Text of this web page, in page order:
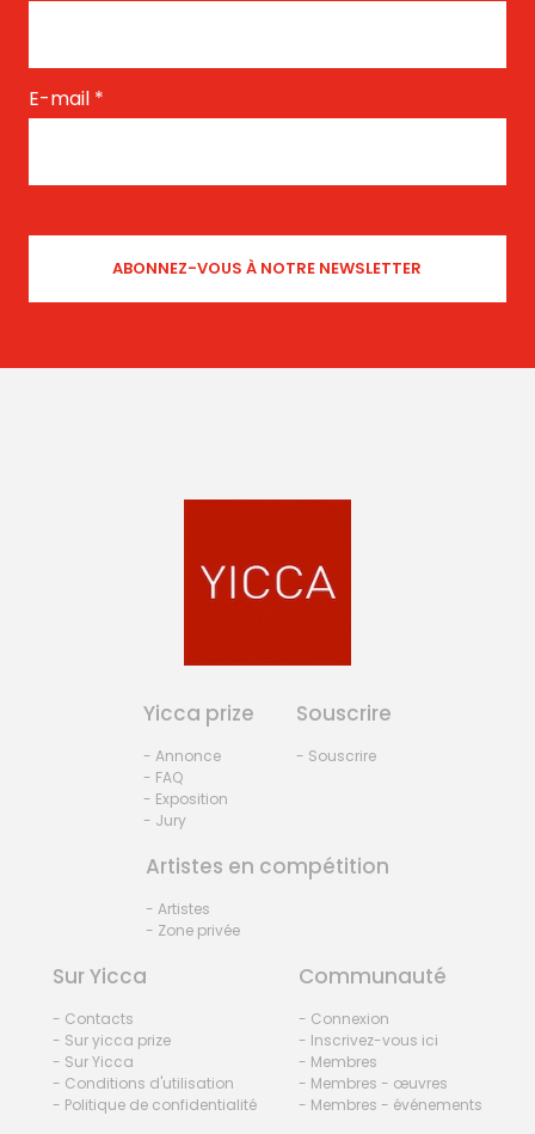
E-mail *
Yicca prize
- Annonce
- FAQ
- Exposition
- Jury
Souscrire
- Souscrire
Artistes en compétition
- Artistes
- Zone privée
Sur Yicca
- Contacts
- Sur yicca prize
- Sur Yicca
- Conditions d'utilisation
- Politique de confidentialité
Communauté
- Connexion
- Inscrivez-vous ici
- Membres
- Membres - œuvres
- Membres - événements